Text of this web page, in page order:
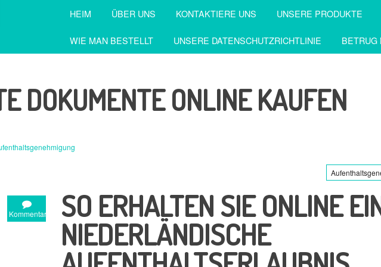
HEIM ÜBER UNS KONTAKTIERE UNS UNSERE PRODUKTE
WIE MAN BESTELLT UNSERE DATENSCHUTZRICHTLINIE BETRUG
DOKUMENTE ONLINE KAUFEN
Kommentar
SO ERHALTEN SIE ONLINE
NIEDERLÄNDISCHE